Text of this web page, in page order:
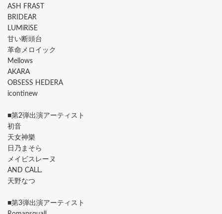
ASH FRAST
BRIDEAR
LUMiRiSE
甘い断頭台
革命メロイック
Mellows
AKARA
OBSESS HEDERA
icontinew
■第2弾出演アーティスト
初音
天女神樂
日乃まそら
メイビスレーヌ
AND CALL.
天野なつ
■第3弾出演アーティスト